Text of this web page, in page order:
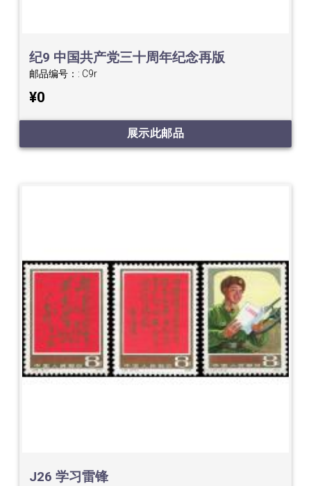
纪9 中国共产党三十周年纪念再版
邮品编号：: C9r
¥0
展示此邮品
J26 学习雷锋